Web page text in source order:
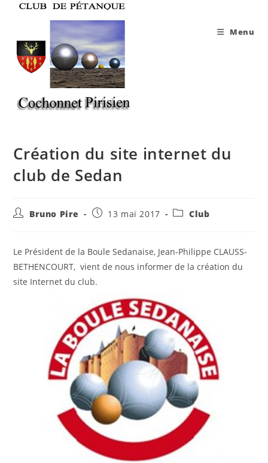
Menu
Création du site internet du
club de Sedan
Auteur/autrice
publication :
Bruno Pire
Publication
13 mai 2017
PostClub
Le Président de la Boule Sedanaise, Jean-Philippe CLAUSS-
BETHENCOURT, vient de nous informer de la création du
site Internet du club.